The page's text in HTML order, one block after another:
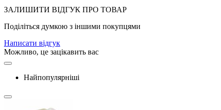
ЗАЛИШИТИ ВIДГУК ПРО ТОВАР
Поділіться думкою з іншими покупцями
Написати відгук
Можливо, це зацікавить вас
Найпопулярніші